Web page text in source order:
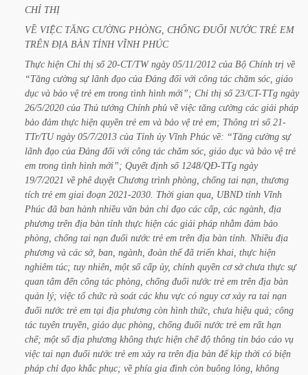
CHỈ THỊ
VỀ VIỆC TĂNG CƯỜNG PHÒNG, CHỐNG ĐUỐI NƯỚC TRẺ EM
TRÊN ĐỊA BÀN TỈNH VĨNH PHÚC
Thực hiện Chỉ thị số 20-CT/TW ngày 05/11/2012 của Bộ Chính trị về
“Tăng cường sự lãnh đạo của Đảng đối với công tác chăm sóc, giáo
dục và bảo vệ trẻ em trong tình hình mới”; Chỉ thị số 23/CT-TTg ngày
26/5/2020 của Thủ tướng Chính phủ về việc tăng cường các giải pháp
bảo đảm thực hiện quyền trẻ em và bảo vệ trẻ em; Thông tri số 21-
TTr/TU ngày 05/7/2013 của Tỉnh ủy Vĩnh Phúc về: “Tăng cường sự
lãnh đạo của Đảng đối với công tác chăm sóc, giáo dục và bảo vệ trẻ
em trong tình hình mới”; Quyết định số 1248/QĐ-TTg ngày
19/7/2021 về phê duyệt Chương trình phòng, chống tai nạn, thương
tích trẻ em giai đoạn 2021-2030. Thời gian qua, UBND tỉnh Vĩnh
Phúc đã ban hành nhiều văn bản chỉ đạo các cấp, các ngành, địa
phương trên địa bàn tỉnh thực hiện các giải pháp nhằm đảm bảo
phòng, chống tai nạn đuối nước trẻ em trên địa bàn tỉnh. Nhiều địa
phương và các sở, ban, ngành, đoàn thể đã triển khai, thực hiện
nghiêm túc; tuy nhiên, một số cấp ủy, chính quyền cơ sở chưa thực sự
quan tâm đến công tác phòng, chống đuối nước trẻ em trên địa bàn
quản lý; việc tổ chức rà soát các khu vực có nguy cơ xảy ra tai nạn
đuối nước trẻ em tại địa phương còn hình thức, chưa hiệu quả; công
tác tuyên truyền, giáo dục phòng, chống đuối nước trẻ em rất hạn
chế; một số địa phương không thực hiện chế độ thông tin báo cáo vụ
việc tai nạn đuối nước trẻ em xảy ra trên địa bàn để kịp thời có biện
pháp chỉ đạo khắc phục; về phía gia đình còn buông lỏng, không